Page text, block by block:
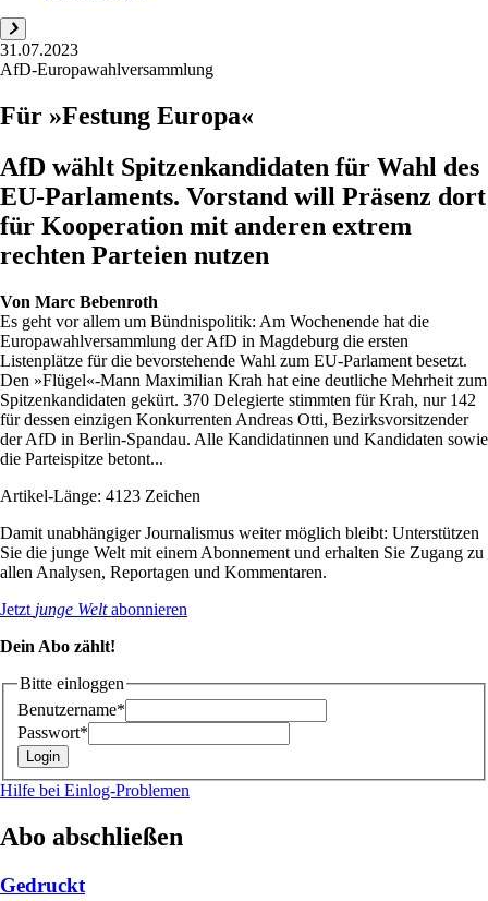
31.07.2023
AfD-Europawahlversammlung
Für »Festung Europa«
AfD wählt Spitzenkandidaten für Wahl des
EU-Parlaments. Vorstand will Präsenz dort
für Kooperation mit anderen extrem
rechten Parteien nutzen
Von Marc Bebenroth
Es geht vor allem um Bündnispolitik: Am Wochenende hat die
Europawahlversammlung der AfD in Magdeburg die ersten
Listenplätze für die bevorstehende Wahl zum EU-Parlament besetzt.
Den »Flügel«-Mann Maximilian Krah hat eine deutliche Mehrheit zum
Spitzenkandidaten gekürt. 370 Delegierte stimmten für Krah, nur 142
für dessen einzigen Konkurrenten Andreas Otti, Bezirksvorsitzender
der AfD in Berlin-Spandau. Alle Kandidatinnen und Kandidaten sowie
die Parteispitze betont...
Artikel-Länge: 4123 Zeichen
Damit unabhängiger Journalismus weiter möglich bleibt: Unterstützen
Sie die junge Welt mit einem Abonnement und erhalten Sie Zugang zu
allen Analysen, Reportagen und Kommentaren.
Jetzt junge Weltabonnieren
Dein Abo zählt!
Bitte einloggen
Benutzername*
Passwort*
Hilfe bei Einlog-Problemen
Abo abschließen
Gedruckt